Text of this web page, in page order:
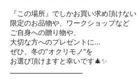
『この場所』でしかお買い求め頂けない
限定のお品物や、ワークショップなど
ご自身への贈り物や、
大切な方へのプレゼントに...
ぜひ、冬の"オクリモノ“を
お選び頂けますと幸いです🎄✨